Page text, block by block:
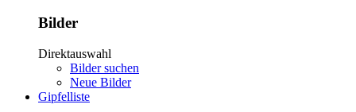
Bilder
Direktauswahl
Bilder suchen
Neue Bilder
Gipfelliste